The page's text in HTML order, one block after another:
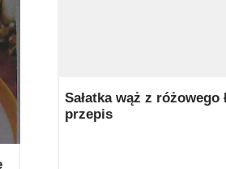
Sałatka wąż z różowego
przepis